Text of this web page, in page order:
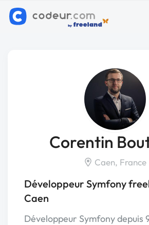
Corentin
Caen, France
Développeur Symfony
Caen
Développeur Symfony depuis